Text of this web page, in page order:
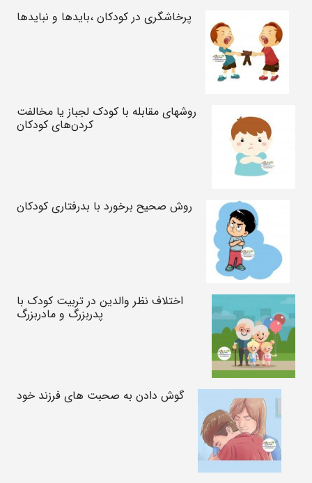
پرخاشگری در کودکان ،بایدها و نبایدها
روشهای مقابله با کودک لجباز یا مخالفت
کردن‌های کودکان
روش صحیح برخورد با بدرفتاری کودکان
اختلاف نظر والدین در تربیت کودک با
پدربزرگ و مادربزرگ
گوش دادن به صحبت های فرزند خود